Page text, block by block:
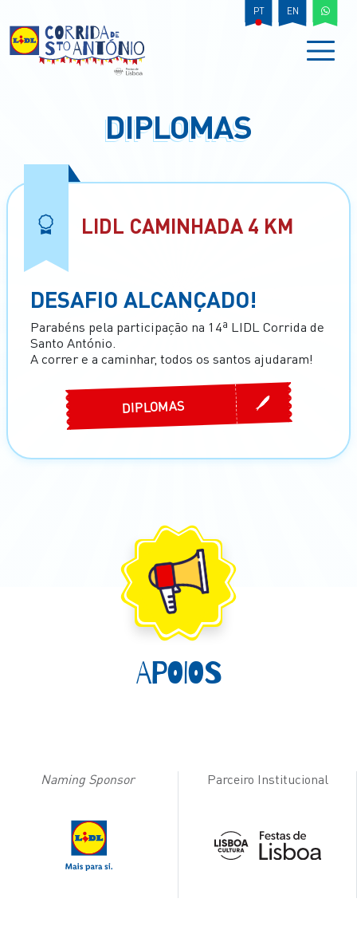
PT EN
DIPLOMAS
LIDL CAMINHADA 4 KM
DESAFIO ALCANÇADO!
Parabéns pela participação na 14ª LIDL Corrida de
Santo António.
A correr e a caminhar, todos os santos ajudaram!
DIPLOMAS
APOIOS
Naming Sponsor Parceiro Institucional